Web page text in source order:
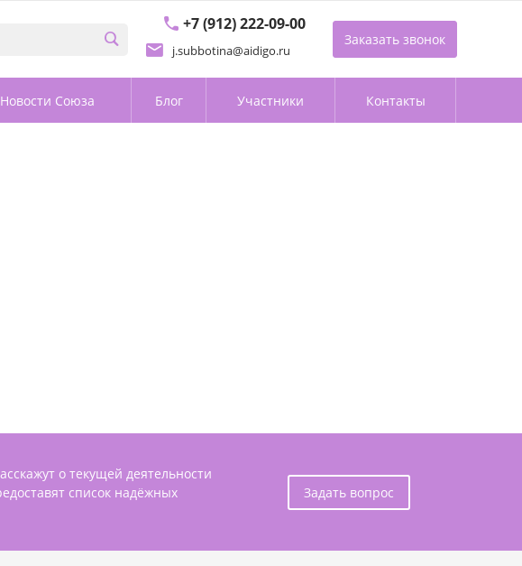
+7 (912) 222-09-00
j.subbotina@aidigo.ru
Заказать звонок
Новости Союза Блог Участники Контакты
о текущей деятельности
список надёжных
Задать вопрос